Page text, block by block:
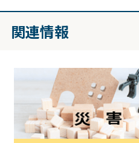
関連情報